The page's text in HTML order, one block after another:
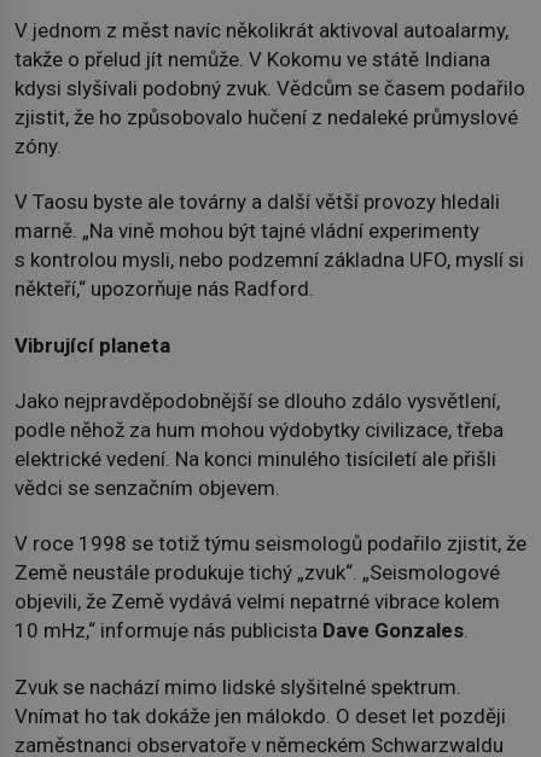
V jednom z měst navíc několikrát aktivoval autoalarmy,
takže o přelud jít nemůže. V Kokomu ve státě Indiana
kdysi slyšívali podobný zvuk. Vědcům se časem podařilo
zjistit, že ho způsobovalo hučení z nedaleké průmyslové
zóny.
V Taosu byste ale továrny a další větší provozy hledali
marně. „Na vině mohou být tajné vládní experimenty
s kontrolou mysli, nebo podzemní základna UFO, myslí si
někteří,“ upozorňuje nás Radford.
Vibrující planeta
Jako nejpravděpodobnější se dlouho zdálo vysvětlení,
podle něhož za hum mohou výdobytky civilizace, třeba
elektrické vedení. Na konci minulého tisíciletí ale přišli
vědci se senzačním objevem.
V roce 1998 se totiž týmu seismologů podařilo zjistit, že
Země neustále produkuje tichý „zvuk“. „Seismologové
objevili, že Země vydává velmi nepatrné vibrace kolem
10 mHz,“ informuje nás publicista Dave Gonzales.
Zvuk se nachází mimo lidské slyšitelné spektrum.
Vnímat ho tak dokáže jen málokdo. O deset let později
zaměstnanci observatoře v německém Schwarzwaldu